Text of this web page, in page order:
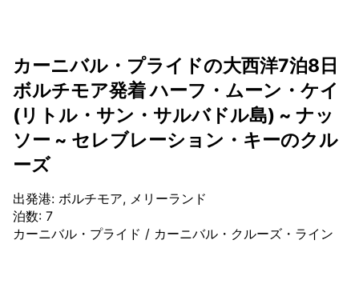
カーニバル・プライドの大西洋7泊8日
ボルチモア発着 ハーフ・ムーン・ケイ
(リトル・サン・サルバドル島) ~ ナッ
ソー ~ セレブレーション・キーのクル
ーズ
出発港: ボルチモア, メリーランド
泊数: 7
カーニバル・プライド / カーニバル・クルーズ・ライン